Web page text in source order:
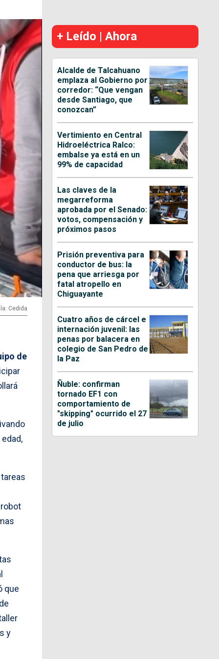
Cedida
de
que
y
+ Leído | Ahora
Alcalde de Talcahuano
emplaza al Gobierno por
corredor: “Que vengan
desde Santiago, que
conozcan”
Vertimiento en Central
Hidroeléctrica Ralco:
embalse ya está en un
99% de capacidad
Las claves de la
megarreforma
aprobada por el Senado:
votos, compensación y
próximos pasos
Prisión preventiva para
conductor de bus: la
pena que arriesga por
fatal atropello en
Chiguayante
Cuatro años de cárcel e
internación juvenil: las
penas por balacera en
colegio de San Pedro de
la Paz
Ñuble: confirman
tornado EF1 con
comportamiento de
"skipping" ocurrido el 27
de julio